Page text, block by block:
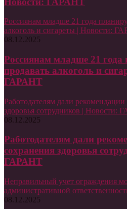
Россиянам младше 21 года
алкоголь и сигареты | Новости:
08.12.2025
Россиянам младше 21 года
продавать алкоголь и
ГАРАНТ
Работодателям дали
здоровья сотрудников | Новости:
08.12.2025
Работодателям дали
сохранения здоровья
ГАРАНТ
Неправильный учет ограждения
административной
08.12.2025